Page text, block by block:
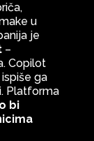
u
je
–
Copilot
ga
Platforma
bi